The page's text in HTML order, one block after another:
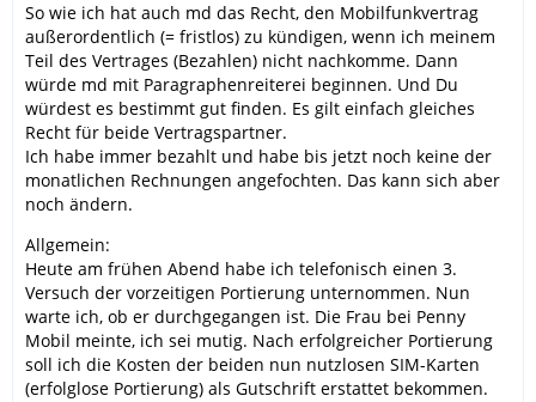
So wie ich hat auch md das Recht, den Mobilfunkvertrag
außerordentlich (= fristlos) zu kündigen, wenn ich meinem
Teil des Vertrages (Bezahlen) nicht nachkomme. Dann
würde md mit Paragraphenreiterei beginnen. Und Du
würdest es bestimmt gut finden. Es gilt einfach gleiches
Recht für beide Vertragspartner.
Ich habe immer bezahlt und habe bis jetzt noch keine der
monatlichen Rechnungen angefochten. Das kann sich aber
noch ändern.
Allgemein:
Heute am frühen Abend habe ich telefonisch einen 3.
Versuch der vorzeitigen Portierung unternommen. Nun
warte ich, ob er durchgegangen ist. Die Frau bei Penny
Mobil meinte, ich sei mutig. Nach erfolgreicher Portierung
soll ich die Kosten der beiden nun nutzlosen SIM-Karten
(erfolglose Portierung) als Gutschrift erstattet bekommen.